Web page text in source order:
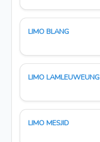
LIMO BLANG
LIMO LAMLEUWEUNG
LIMO MESJID